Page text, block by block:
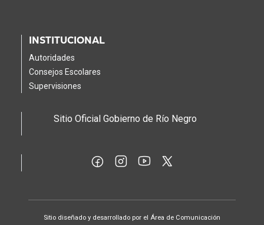
INSTITUCIONAL
Autoridades
Consejos Escolares
Supervisiones
Sitio Oficial Gobierno de Río Negro
Sitio diseñado y desarrollado por el Área de Comunicación